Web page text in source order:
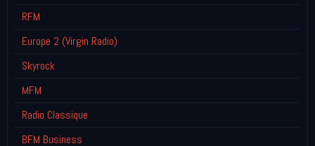
RFM
Europe 2 (Virgin Radio)
Skyrock
MFM
Radio Classique
BFM Business